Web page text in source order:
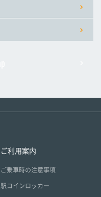
ご利用案内
ご乗車時の注意事項
駅コインロッカー